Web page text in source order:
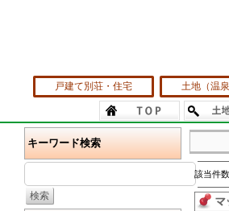
戸建て別荘・住宅 土地（温泉
キーワード検索
該当件